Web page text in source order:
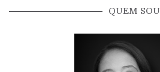
QUEM SOU